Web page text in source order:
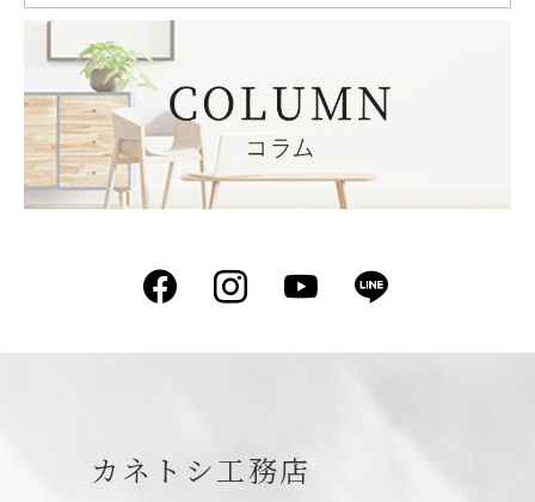
Facebook
Instagram
YouTube
カネトシ工務店